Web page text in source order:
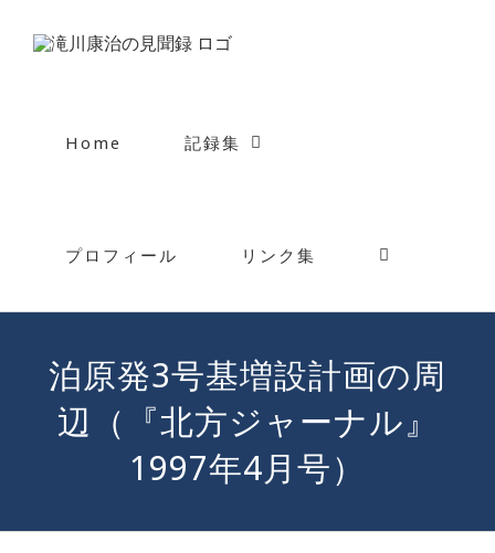
Home 記録集
プロフィール リンク集
泊原発3号基増設計画の周
辺（『北方ジャーナル』
1997年4月号）